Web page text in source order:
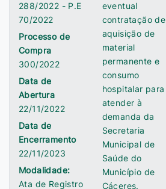
288/2022 - P.E
70/2022
Processo de
Compra
300/2022
Data de
Abertura
22/11/2022
Data de
Encerramento
22/11/2023
Modalidade:
Ata de Registro
eventual
contratação de
aquisição de
material
permanente e
consumo
hospitalar para
atender à
demanda da
Secretaria
Municipal de
Saúde do
Município de
Cáceres.